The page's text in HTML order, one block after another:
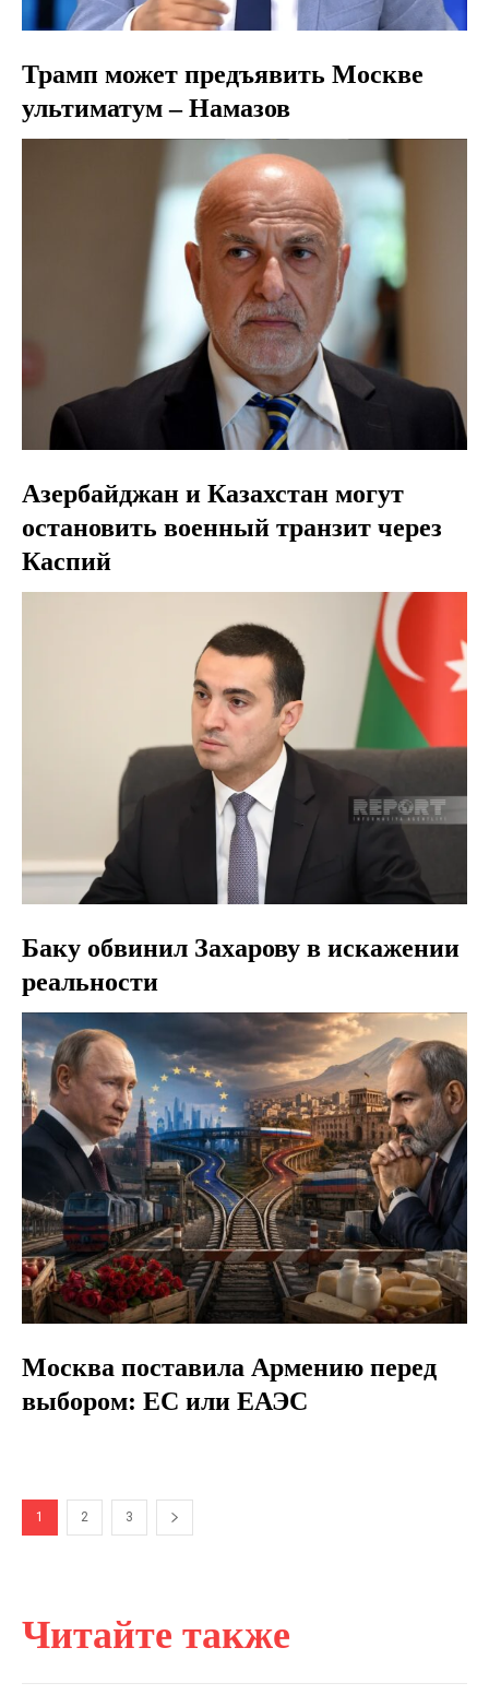
Трамп может предъявить Москве
ультиматум – Намазов
Азербайджан и Казахстан могут
остановить военный транзит через
Каспий
Баку обвинил Захарову в искажении
реальности
Москва поставила Армению перед
выбором: ЕС или ЕАЭС
1 2 3
Читайте также